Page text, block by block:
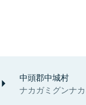
中頭郡中城村
ナカガミグンナ